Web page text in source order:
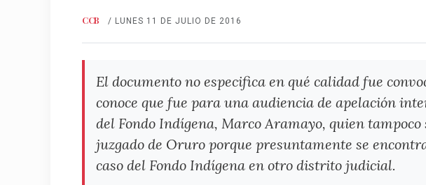
CCB / LUNES 11 DE JULIO DE 2016
El documento no especifica en qué calidad fue
conoce que fue para una audiencia de apelación
del Fondo Indígena, Marco Aramayo, quien tampoco
juzgado de Oruro porque presuntamente se
caso del Fondo Indígena en otro distrito judicial.